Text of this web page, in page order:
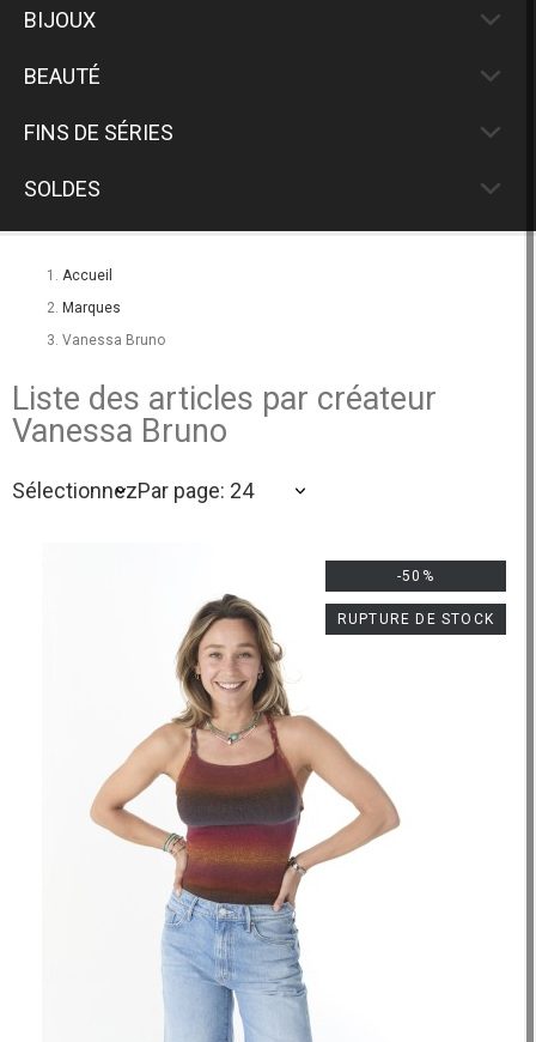
BIJOUX
BEAUTÉ
FINS DE SÉRIES
SOLDES
Accueil
Marques
Vanessa Bruno
Liste des articles par créateur
Vanessa Bruno
SélectionnezPar page: 24
-50%
RUPTURE DE STOCK